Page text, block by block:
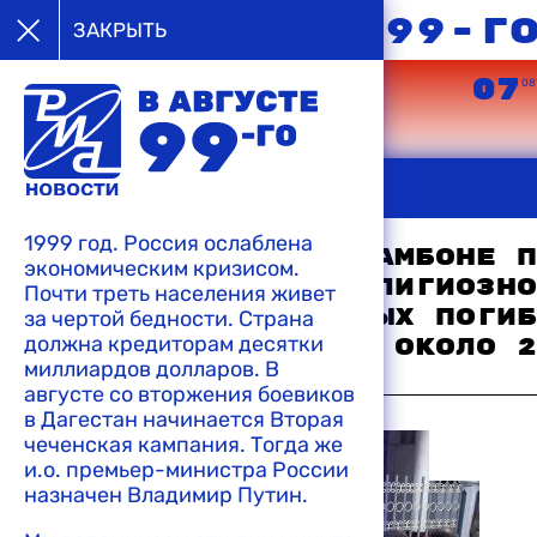
в августе 99-го
05 08’99 06 07
"Аль-Джазира" показала репортаж
дагестанского села, террористы
Дагестане надо расстрелять"
21:51 11-08-1999
решительно
ЗАКРЫТЬ
В индонезийском Амбоне
беспорядки на
результате которых
человек и ранены около
08:59 11-08-1999
ЗАКРЫТЬ
1999 год. Россия ослаблена
экономическим кризисом.
Почти треть населения живет
за чертой бедности. Страна
должна кредиторам десятки
миллиардов долларов. В
августе со вторжения боевиков
в Дагестан начинается Вторая
чеченская кампания. Тогда же
и.о. премьер-министра России
назначен Владимир Путин.